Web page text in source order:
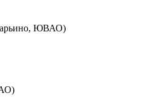
ЮВАО)